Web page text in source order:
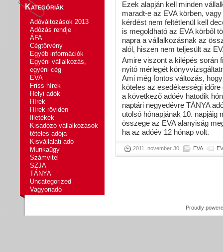
Kategóriák
Adóváltozások 2013
Adózás rendje
ÁFA
Cégtörvény
Egyéb információk
Egyéni vállalkozás,
egyéni cég
EVA
Friss hírek
Helyi adók
Hírek
Hírek röviden
Illetékek
Kisadózó vállalkozások
tételes adója
Kisvállalati adó
Munkaügy
Számvitel
SZJA
TÁNYA
Uncategorized
Vagyonadó
Ezek alapján kell minden
maradt-e az EVA körben,
kérdést nem feltétlenül kell
is megoldható az EVA körből
napra a vállalkozásnak az
alól, hiszen nem teljesült az
Amire viszont a kilépés során
nyitó mérlegét
Ami még fontos változás,
köteles az esedékességi
a következő adóév hatodik
naptári negyedévre TÁNYA
utolsó hónapjának 10. napjáig
összege az EVA alanyiság
ha az adóév 12 hónap volt.
2011. november 30 EVA
Proudly